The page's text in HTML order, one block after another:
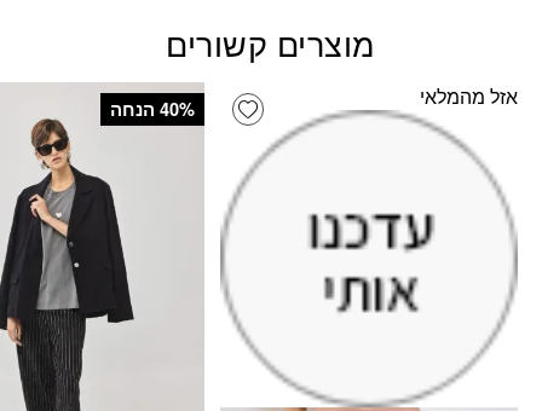
מוצרים קשורים
Add wishlist אזל מהמלאי ‫40% הנחה